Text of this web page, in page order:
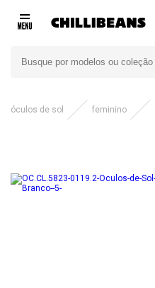
óculos de sol feminino